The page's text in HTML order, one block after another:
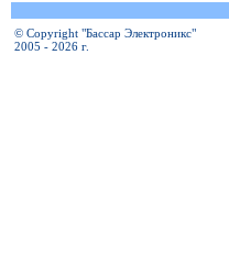
© Copyright "Бассар Электроникс"
2005 - 2026 г.